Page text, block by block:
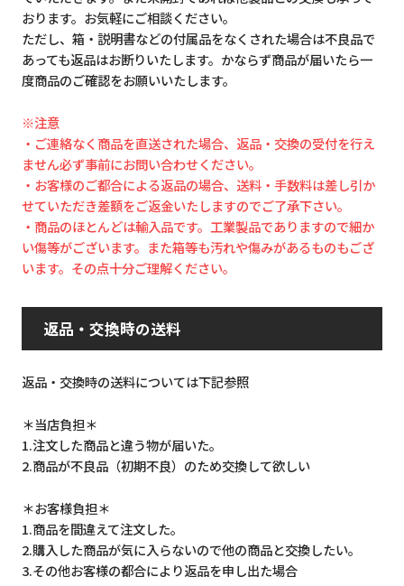
おります。お気軽にご相談ください。
ただし、箱・説明書などの付属品をなくされた場合は不良品で
あっても返品はお断りいたします。かならず商品が届いたら一
度商品のご確認をお願いいたします。
※注意
・ご連絡なく商品を直送された場合、返品・交換の受付を行え
ません必ず事前にお問い合わせください。
・お客様のご都合による返品の場合、送料・手数料は差し引か
せていただき差額をご返金いたしますのでご了承下さい。
・商品のほとんどは輸入品です。工業製品でありますので細か
い傷等がございます。また箱等も汚れや傷みがあるものもござ
います。その点十分ご理解ください。
返品・交換時の送料
返品・交換時の送料については下記参照
＊当店負担＊
1.注文した商品と違う物が届いた。
2.商品が不良品（初期不良）のため交換して欲しい
＊お客様負担＊
1.商品を間違えて注文した。
2.購入した商品が気に入らないので他の商品と交換したい。
3.その他お客様の都合により返品を申し出た場合